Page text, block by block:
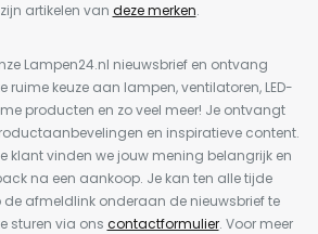
artikelen van deze merken.
Lampen24.nl nieuwsbrief en ontvang
keuze aan lampen, ventilatoren, LED-
producten en zo veel meer! Je ontvangt
en inspiratieve content.
klant vinden we jouw mening belangrijk en
na een aankoop. Je kan ten alle tijde
afmeldlink onderaan de nieuwsbrief te
sturen via ons contactformulier. Voor meer